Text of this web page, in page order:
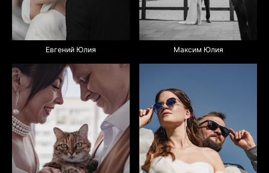
Евгений Юлия Максим Юлия